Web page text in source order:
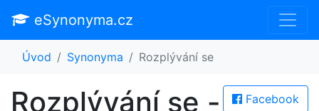
eSynonyma.cz
Úvod Synonyma Rozplývání se
Facebook
Rozplývání se -